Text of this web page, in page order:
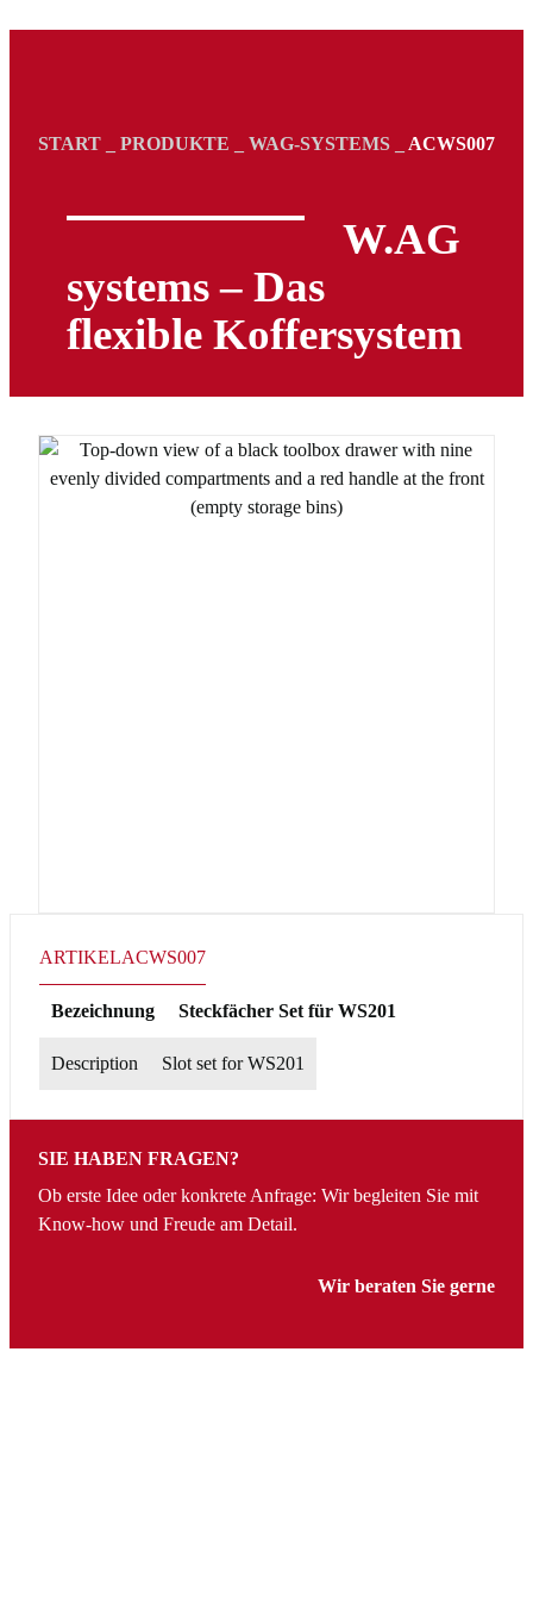
START PRODUKTE WAG-SYSTEMS ACWS007
W.AG
systems – Das
flexible Koffersystem
ARTIKELACWS007
Bezeichnung Steckfächer Set für WS201
Description Slot set for WS201
SIE HABEN FRAGEN?
Ob erste Idee oder konkrete Anfrage: Wir begleiten Sie mit
Know-how und Freude am Detail.
Wir beraten Sie gerne